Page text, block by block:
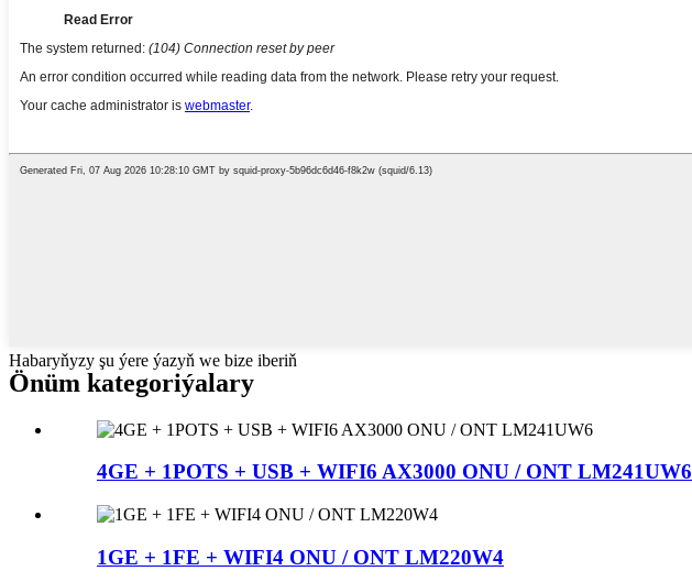
Habaryňyzy şu ýere ýazyň we bize iberiň
Önüm kategoriýalary
4GE + 1POTS + USB + WIFI6 AX3000 ONU / ONT LM241UW6
1GE + 1FE + WIFI4 ONU / ONT LM220W4